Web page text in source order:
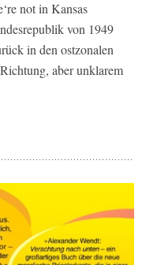
not in Kansas
von 1949
in den ostzonalen
aber unklarem